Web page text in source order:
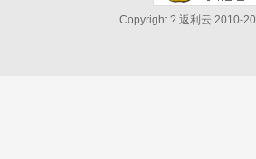
Copyright ? 返利云 2010-